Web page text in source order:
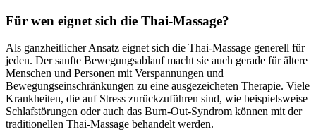
Für wen eignet sich die Thai-Massage?
Als ganzheitlicher Ansatz eignet sich die Thai-Massage generell für
jeden. Der sanfte Bewegungsablauf macht sie auch gerade für ältere
Menschen und Personen mit Verspannungen und
Bewegungseinschränkungen zu eine ausgezeicheten Therapie. Viele
Krankheiten, die auf Stress zurückzuführen sind, wie beispielsweise
Schlafstörungen oder auch das Burn-Out-Syndrom können mit der
traditionellen Thai-Massage behandelt werden.